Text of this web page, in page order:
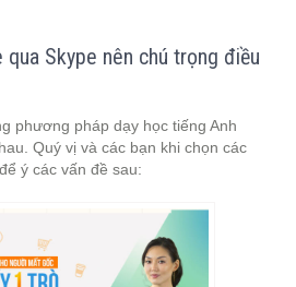
qua Skype nên chú trọng điều
phương pháp dạy học tiếng Anh
Quý vị và các bạn khi chọn các
ý các vấn đề sau: